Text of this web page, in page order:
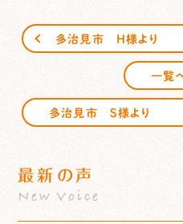
多治見市 H様より
一覧
多治見市 S様より
最新の声
New Voice